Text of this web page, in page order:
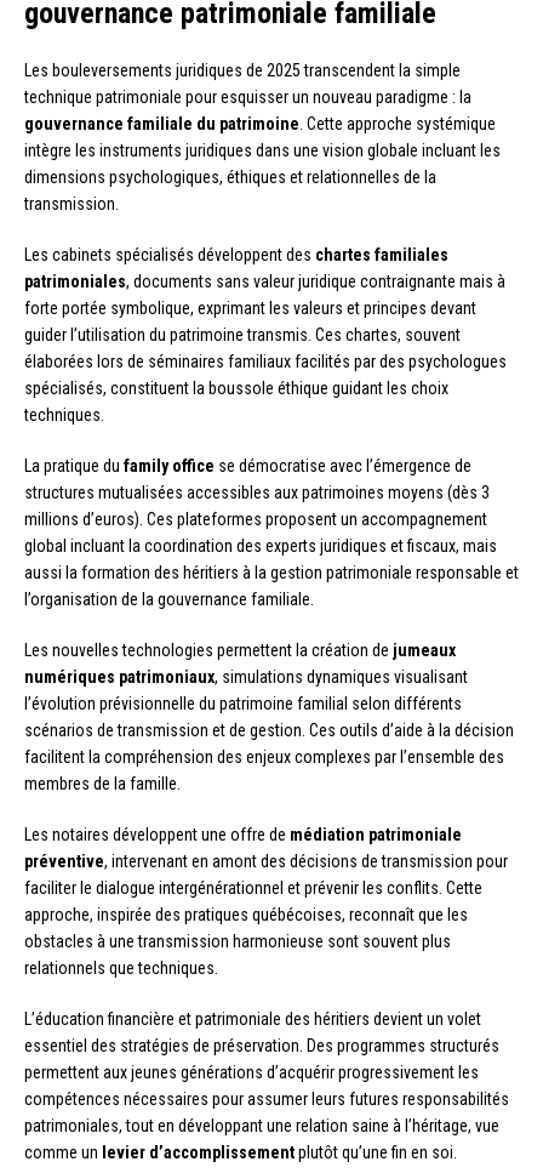
gouvernance patrimoniale familiale
Les bouleversements juridiques de 2025 transcendent la simple
technique patrimoniale pour esquisser un nouveau paradigme : la
gouvernance familiale du patrimoine. Cette approche systémique
intègre les instruments juridiques dans une vision globale incluant les
dimensions psychologiques, éthiques et relationnelles de la
transmission.
Les cabinets spécialisés développent des chartes familiales
patrimoniales, documents sans valeur juridique contraignante mais à
forte portée symbolique, exprimant les valeurs et principes devant
guider l’utilisation du patrimoine transmis. Ces chartes, souvent
élaborées lors de séminaires familiaux facilités par des psychologues
spécialisés, constituent la boussole éthique guidant les choix
techniques.
La pratique du family office se démocratise avec l’émergence de
structures mutualisées accessibles aux patrimoines moyens (dès 3
millions d’euros). Ces plateformes proposent un accompagnement
global incluant la coordination des experts juridiques et fiscaux, mais
aussi la formation des héritiers à la gestion patrimoniale responsable et
l’organisation de la gouvernance familiale.
Les nouvelles technologies permettent la création de jumeaux
numériques patrimoniaux, simulations dynamiques visualisant
l’évolution prévisionnelle du patrimoine familial selon différents
scénarios de transmission et de gestion. Ces outils d’aide à la décision
facilitent la compréhension des enjeux complexes par l’ensemble des
membres de la famille.
Les notaires développent une offre de médiation patrimoniale
préventive, intervenant en amont des décisions de transmission pour
faciliter le dialogue intergénérationnel et prévenir les conflits. Cette
approche, inspirée des pratiques québécoises, reconnaît que les
obstacles à une transmission harmonieuse sont souvent plus
relationnels que techniques.
L’éducation financière et patrimoniale des héritiers devient un volet
essentiel des stratégies de préservation. Des programmes structurés
permettent aux jeunes générations d’acquérir progressivement les
compétences nécessaires pour assumer leurs futures responsabilités
patrimoniales, tout en développant une relation saine à l’héritage, vue
comme un levier d’accomplissementplutôt qu’une fin en soi.